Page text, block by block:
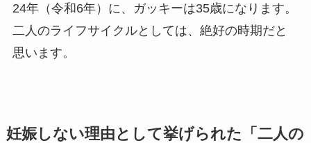
24年（令和6年）に、ガッキーは35歳になります。
二人のライフサイクルとしては、絶好の時期だと
思います。
妊娠しない理由として挙げられた「二人の